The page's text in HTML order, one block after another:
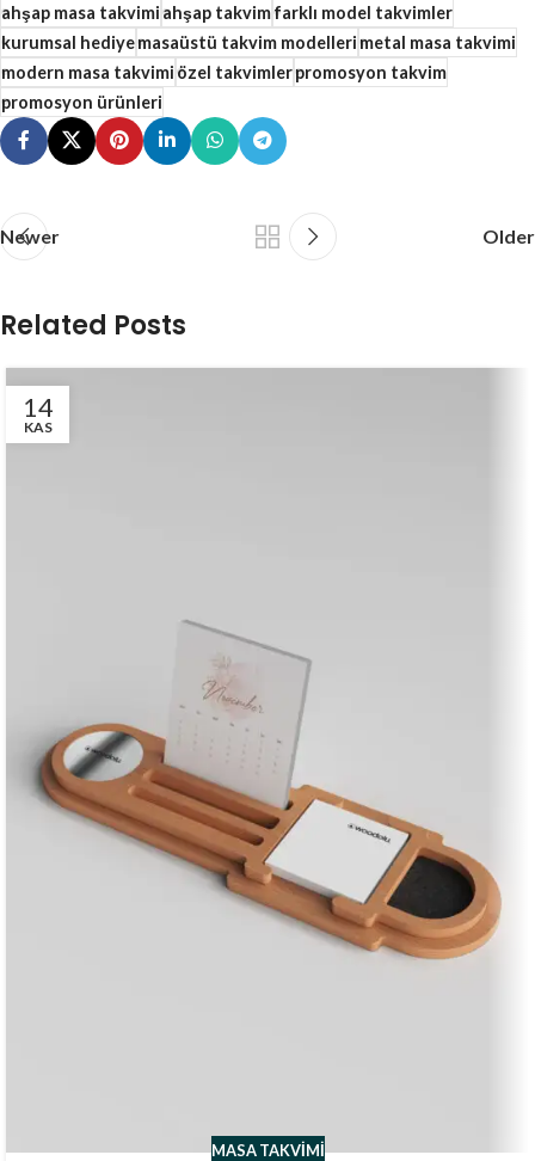
ahşap masa takvimiahşap takvimfarklı model takvimler
kurumsal hediyemasaüstü takvim modellerimetal masa takvimi
modern masa takvimiözel takvimlerpromosyon takvim
promosyon ürünleri
Newer Older
Related Posts
14
KAS
MASA TAKVIMI